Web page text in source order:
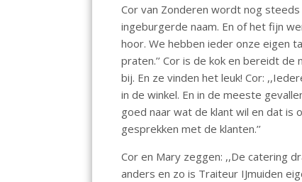
Cor van Zonderen wordt nog steeds
ingeburgerde naam. En of het fijn
hoor. We hebben ieder onze eigen
praten.’’ Cor is de kok en bereidt
bij. En ze vinden het leuk! Cor:
in de winkel. En in de meeste
goed naar wat de klant wil en dat is
gesprekken met de klanten.’’
Cor en Mary zeggen: ,,De catering
anders en zo is Traiteur IJmuiden